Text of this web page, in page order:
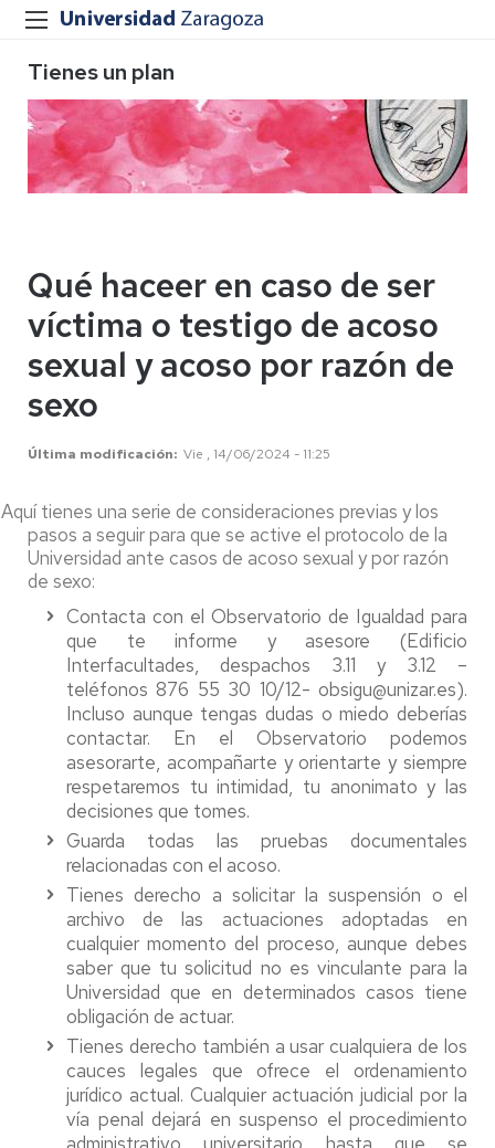
Tienes un plan
Qué haceer en caso de ser
víctima o testigo de acoso
sexual y acoso por razón de
sexo
Última modificación Vie , 14/06/2024 - 11:25
Aquí tienes una serie de consideraciones previas y los
pasos a seguir para que se active el protocolo de la
Universidad ante casos de acoso sexual y por razón
de sexo:
Contacta con el Observatorio de Igualdad para
que te informe y asesore (Edificio
Interfacultades, despachos 3.11 y 3.12 –
teléfonos 876 55 30 10/12- obsigu@unizar.es).
Incluso aunque tengas dudas o miedo deberías
contactar. En el Observatorio podemos
asesorarte, acompañarte y orientarte y siempre
respetaremos tu intimidad, tu anonimato y las
decisiones que tomes.
Guarda todas las pruebas documentales
relacionadas con el acoso.
Tienes derecho a solicitar la suspensión o el
archivo de las actuaciones adoptadas en
cualquier momento del proceso, aunque debes
saber que tu solicitud no es vinculante para la
Universidad que en determinados casos tiene
obligación de actuar.
Tienes derecho también a usar cualquiera de los
cauces legales que ofrece el ordenamiento
jurídico actual. Cualquier actuación judicial por la
vía penal dejará en suspenso el procedimiento